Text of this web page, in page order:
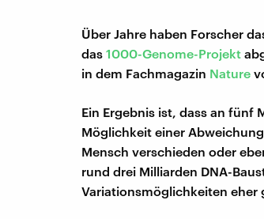
Über Jahre haben Forscher
das 1000-Genome-Projekt
in dem Fachmagazin Nature
Ein Ergebnis ist, dass an fünf
Möglichkeit einer
Mensch verschieden oder
rund drei Milliarden DNA-
Variationsmöglichkeiten eher